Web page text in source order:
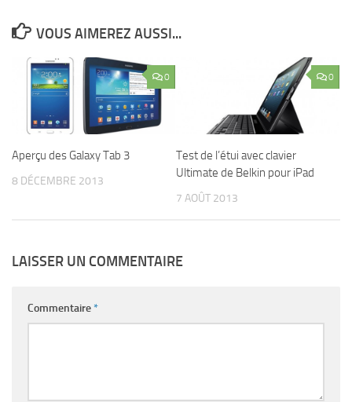
VOUS AIMEREZ AUSSI...
0
Aperçu des Galaxy Tab 3
8 DÉCEMBRE 2013
0
Test de l’étui avec clavier
Ultimate de Belkin pour iPad
7 AOÛT 2013
LAISSER UN COMMENTAIRE
Commentaire*